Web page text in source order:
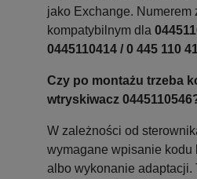
jako Exchange. Numerem
kompatybilnym dla
0445110414 / 0 445 110
Czy po montażu trzeba
wtryskiwacz
W zależności od
wymagane wpisanie kodu
albo wykonanie adaptacji.